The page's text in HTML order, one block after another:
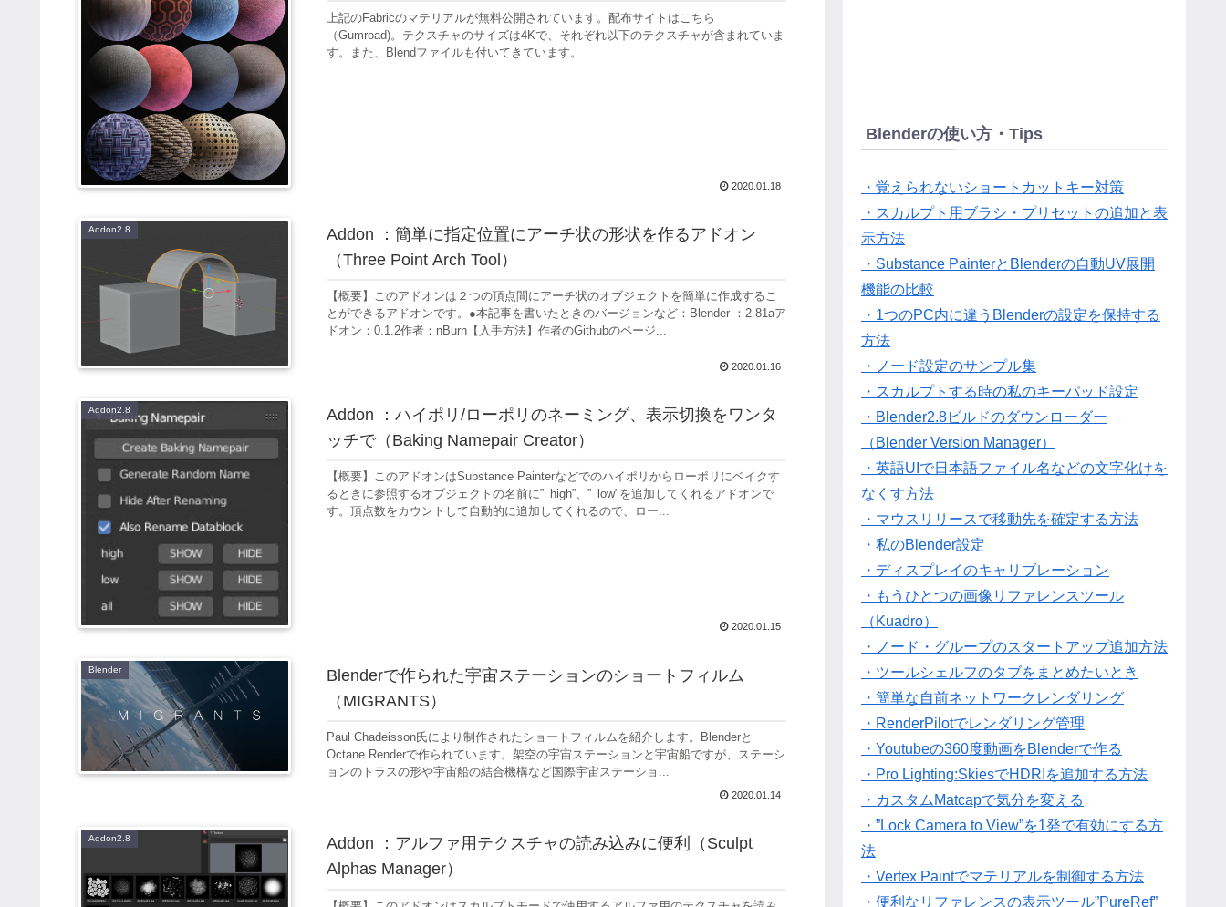
上記のFabricのマテリアルが無料公開されています。配布サイトはこちら
（Gumroad)。テクスチャのサイズは4Kで、それぞれ以下のテクスチャが含まれていま
す。また、Blendファイルも付いてきています。
2020.01.18
Addon2.8
Addon ：簡単に指定位置にアーチ状の形状を作るアドオン
（Three Point Arch Tool）
【概要】このアドオンは２つの頂点間にアーチ状のオブジェクトを簡単に作成するこ
とができるアドオンです。●本記事を書いたときのバージョンなど：Blender ：2.81aア
ドオン：0.1.2作者：nBurn【入手方法】作者のGithubのページ...
2020.01.16
Addon2.8
Addon ：ハイポリ/ローポリのネーミング、表示切換をワンタ
ッチで（Baking Namepair Creator）
【概要】このアドオンはSubstance Painterなどでのハイポリからローポリにベイクす
るときに参照するオブジェクトの名前に”_high”、”_low"を追加してくれるアドオンで
す。頂点数をカウントして自動的に追加してくれるので、ロー...
2020.01.15
Blender
Blenderで作られた宇宙ステーションのショートフィルム
（MIGRANTS）
Paul Chadeisson氏により制作されたショートフィルムを紹介します。Blenderと
Octane Renderで作られています。架空の宇宙ステーションと宇宙船ですが、ステーシ
ョンのトラスの形や宇宙船の結合機構など国際宇宙ステーショ...
2020.01.14
Addon2.8
Addon ：アルファ用テクスチャの読み込みに便利（Sculpt
Alphas Manager）
Blenderの使い方・Tips
・覚えられないショートカットキー対策
・スカルプト用ブラシ・プリセットの追加と表
示方法
・Substance PainterとBlenderの自動UV展開
機能の比較
・1つのPC内に違うBlenderの設定を保持する
方法
・ノード設定のサンプル集
・スカルプトする時の私のキーパッド設定
・Blender2.8ビルドのダウンローダー
（Blender Version Manager）
・英語UIで日本語ファイル名などの文字化けを
なくす方法
・マウスリリースで移動先を確定する方法
・私のBlender設定
・ディスプレイのキャリブレーション
・もうひとつの画像リファレンスツール
（Kuadro）
・ノード・グループのスタートアップ追加方法
・ツールシェルフのタブをまとめたいとき
・簡単な自前ネットワークレンダリング
・RenderPilotでレンダリング管理
・Youtubeの360度動画をBlenderで作る
・Pro Lighting:SkiesでHDRIを追加する方法
・カスタムMatcapで気分を変える
・”Lock Camera to View”を1発で有効にする方
法
・Vertex Paintでマテリアルを制御する方法
・便利なリファレンスの表示ツール”PureRef”